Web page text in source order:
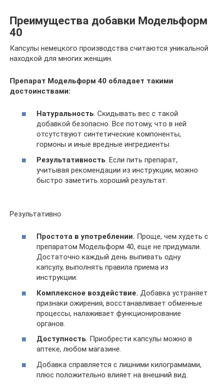
Преимущества добавки Модельформ
40
Капсулы немецкого производства считаются уникальной
находкой для многих женщин.
Препарат Модельформ 40 обладает такими
достоинствами:
Натуральность. Скидывать вес с такой
добавкой безопасно. Все потому, что в ней
отсутствуют синтетические компоненты,
гормоны и иные вредные ингредиенты.
Результативность. Если пить препарат,
учитывая рекомендации из инструкции, можно
быстро заметить хороший результат.
Результативно
Простота в употреблении. Проще, чем худеть с
препаратом Модельформ 40, еще не придумали.
Достаточно каждый день выпивать одну
капсулу, выполнять правила приема из
инструкции.
Комплексное воздействие. Добавка устраняет
признаки ожирения, восстанавливает обменные
процессы, налаживает функционирование
органов.
Доступность. Приобрести капсулы можно в
аптеке, любом магазине.
Добавка справляется с лишними килограммами,
плюс положительно влияет на внешний вид.